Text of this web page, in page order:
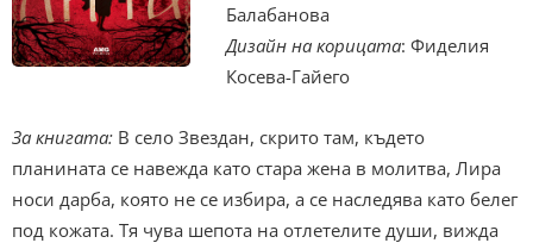
Балабанова
Дизайн на корицата: Фиделия
Косева-Гайего
За книгата: В село Звездан, скрито там, където
планината се навежда като стара жена в молитва, Лира
носи дарба, която не се избира, а се наследява като белег
под кожата. Тя чува шепота на отлетелите души, вижда